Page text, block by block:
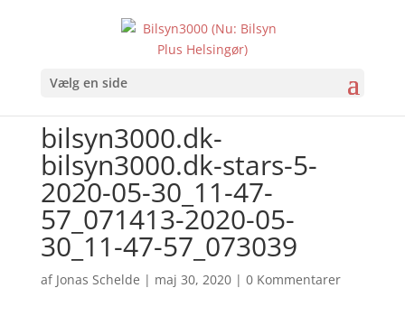
Vælg en side
bilsyn3000.dk-
bilsyn3000.dk-stars-5-
2020-05-30_11-47-
57_071413-2020-05-
30_11-47-57_073039
af Jonas Schelde | maj 30, 2020| 0 Kommentarer